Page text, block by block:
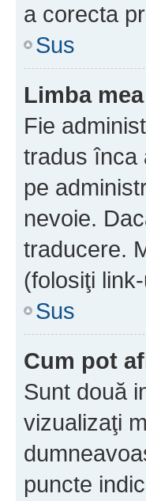
a corecta
Sus
Limba
Fie
tradus înca
pe
nevoie.
traducere.
(folosiţi
Sus
Cum pot
Sunt două
vizualizaţi
puncte